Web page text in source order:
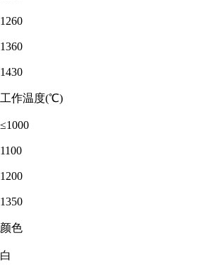
1260
1360
1430
工作温度(℃)
≤1000
1100
1200
1350
颜色
白